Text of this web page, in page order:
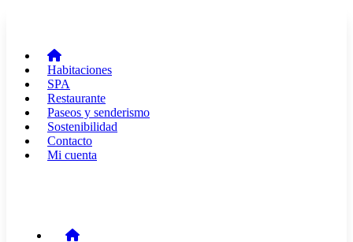
Habitaciones
SPA
Restaurante
Paseos y senderismo
Sostenibilidad
Contacto
Mi cuenta